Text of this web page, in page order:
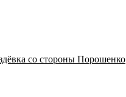
со стороны Порошенко